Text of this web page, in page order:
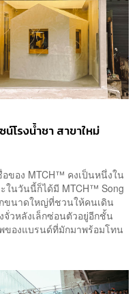
โรงน้ำชา สาขาใหม่
ของ MTCH™ คงเป็นหนึ่งใน
นวันนี้ก็ได้มี MTCH™ Song
ขนาดใหญ่ที่ชวนให้คนเดิน
วหลังเล็กซ่อนตัวอยู่อีกชั้น
องแบรนด์ที่มักมาพร้อมโทน